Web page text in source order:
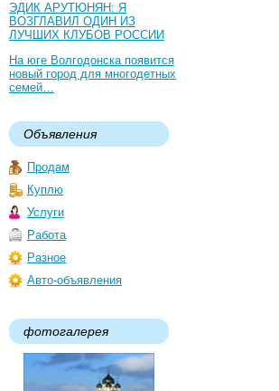
ЭДИК АРУТЮНЯН: Я
ВОЗГЛАВИЛ ОДИН ИЗ
ЛУЧШИХ КЛУБОВ РОССИИ
На юге Волгодонска появится
новый город для многодетных
семей…
Объявления
Продам
Куплю
Услуги
Работа
Разное
Авто-объявления
фотогалерея